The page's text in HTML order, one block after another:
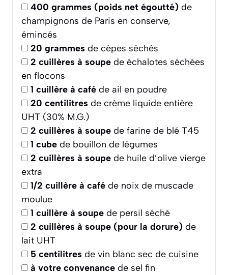
400 grammes (poids net égoutté) de
champignons de Paris en conserve,
émincés
20 grammes de cèpes séchés
2 cuillères à soupe de échalotes séchées
en flocons
1 cuillère à café de ail en poudre
20 centilitres de crème liquide entière
UHT (30% M.G.)
2 cuillères à soupe de farine de blé T45
1 cube de bouillon de légumes
2 cuillères à soupe de huile d’olive vierge
extra
1/2 cuillère à café de noix de muscade
moulue
1 cuillère à soupe de persil séché
2 cuillères à soupe (pour la dorure) de
lait UHT
5 centilitres de vin blanc sec de cuisine
à votre convenance de sel fin